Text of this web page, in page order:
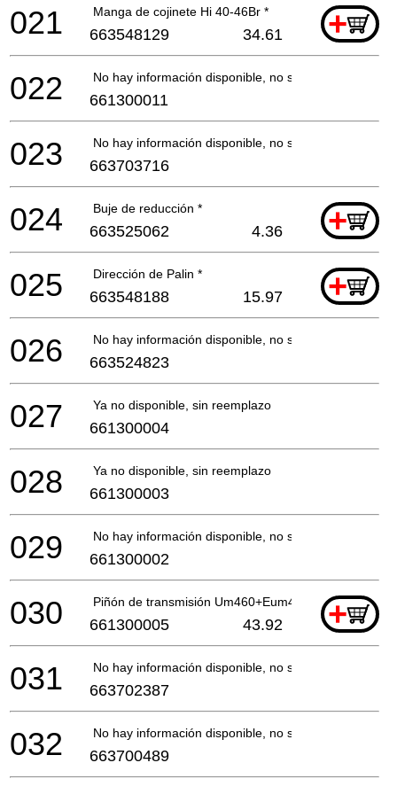
Manga de cojinete Hi 40-46Br * +
021 663548129 34.61
No hay información disponible, no se puede pedir
022 661300011
No hay información disponible, no se puede pedir
023 663703716
Buje de reducción * +
024 663525062 4.36
Dirección de Palin * +
025 663548188 15.97
No hay información disponible, no se puede pedir
026 663524823
Ya no disponible, sin reemplazo
027 661300004
Ya no disponible, sin reemplazo
028 661300003
No hay información disponible, no se puede pedir
029 661300002
Piñón de transmisión Um460+Eum461 * +
030 661300005 43.92
No hay información disponible, no se puede pedir
031 663702387
No hay información disponible, no se puede pedir
032 663700489